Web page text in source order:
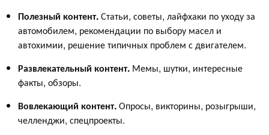
Полезный контент.Статьи, советы, лайфхаки по уходу за
автомобилем, рекомендации по выбору масел и
автохимии, решение типичных проблем с двигателем.
Развлекательный контент. Мемы, шутки, интересные
факты, обзоры.
Вовлекающий контент.Опросы, викторины, розыгрыши,
челленджи, спецпроекты.